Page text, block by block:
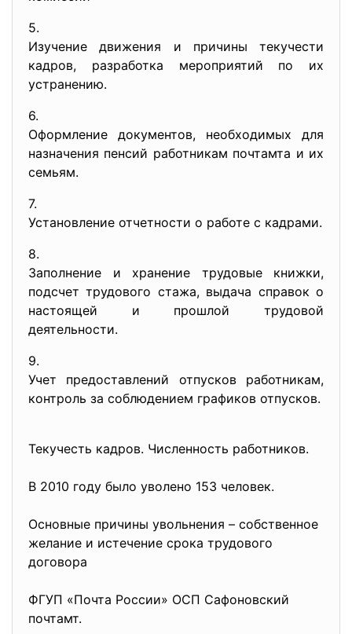
5.
Изучение движения и причины текучести
кадров, разработка мероприятий по их
устранению.
6.
Оформление документов, необходимых для
назначения пенсий работникам почтамта и их
семьям.
7.
Установление отчетности о работе с кадрами.
8.
Заполнение и хранение трудовые книжки,
подсчет трудового стажа, выдача справок о
настоящей и прошлой трудовой
деятельности.
9.
Учет предоставлений отпусков работникам,
контроль за соблюдением графиков отпусков.
Текучесть кадров. Численность работников.
В 2010 году было уволено 153 человек.
Основные причины увольнения – собственное
желание и истечение срока трудового
договора
ФГУП «Почта России» ОСП Сафоновский
почтамт.